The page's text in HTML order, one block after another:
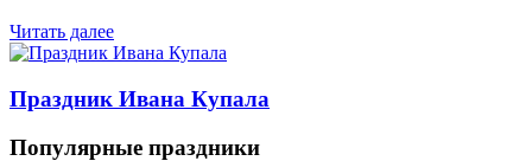
Читать далее
Праздник Ивана Купала
Популярные праздники